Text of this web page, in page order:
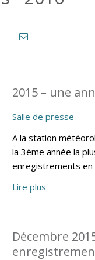
2015 – une
Salle de presse
A la station
la 3ème année la
enregistrements en
Lire plus
Décembre